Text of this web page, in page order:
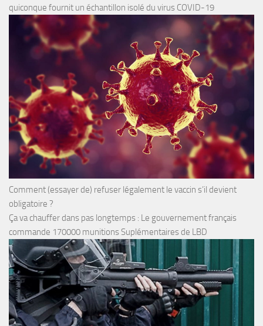
quiconque fournit un échantillon isolé du virus COVID-19
Comment (essayer de) refuser légalement le vaccin s’il devient
obligatoire ?
Ça va chauffer dans pas longtemps : Le gouvernement français
commande 170000 munitions Suplémentaires de LBD